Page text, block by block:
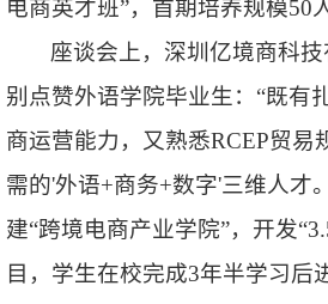
电商英才班”，首期培养规模50
座谈会上，深圳亿境商科
别点赞外语学院毕业生：“既有
商运营能力，又熟悉RCEP贸易
需的'外语+商务+数字'三维人才。
建“跨境电商产业学院”，开发“
目，学生在校完成3年半学习后